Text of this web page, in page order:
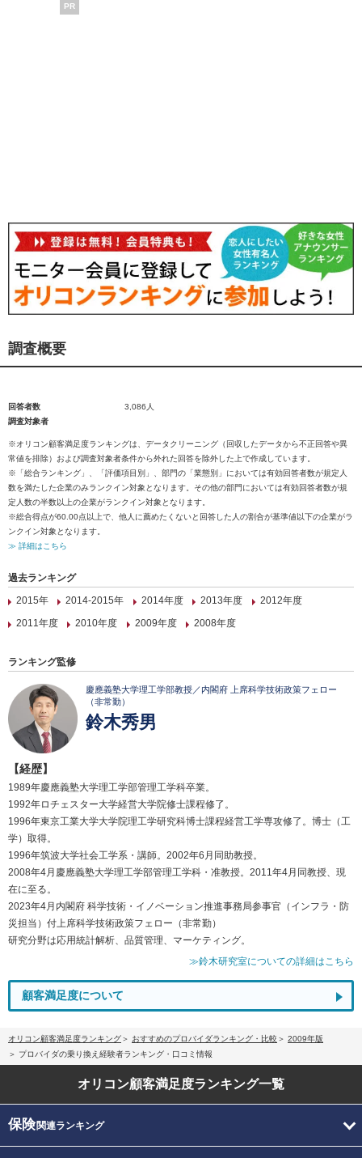
PR
調査概要
回答者数
3,086人
調査対象者
※オリコン顧客満足度ランキングは、データクリーニング（回収したデータから不正回答や異
常値を排除）および調査対象者条件から外れた回答を除外した上で作成しています。
※「総合ランキング」、「評価項目別」、部門の「業態別」においては有効回答者数が規定人
数を満たした企業のみランクイン対象となります。その他の部門においては有効回答者数が規
定人数の半数以上の企業がランクイン対象となります。
※総合得点が60.00点以上で、他人に薦めたくないと回答した人の割合が基準値以下の企業がラ
ンクイン対象となります。
≫ 詳細はこちら
過去ランキング
2015年
2014-2015年 2014年度 2013年度
2012年度
2011年度
2010年度 2009年度 2008年度
ランキング監修
慶應義塾大学理工学部教授／内閣府 上席科学技術政策フェロー
（非常勤）
鈴木秀男
【経歴】
1989年慶應義塾大学理工学部管理工学科卒業。
1992年ロチェスター大学経営大学院修士課程修了。
1996年東京工業大学大学院理工学研究科博士課程経営工学専攻修了。博士（工
学）取得。
1996年筑波大学社会工学系・講師。2002年6月同助教授。
2008年4月慶應義塾大学理工学部管理工学科・准教授。2011年4月同教授、現
在に至る。
2023年4月内閣府 科学技術・イノベーション推進事務局参事官（インフラ・防
災担当）付上席科学技術政策フェロー（非常勤）
研究分野は応用統計解析、品質管理、マーケティング。
≫鈴木研究室についての詳細はこちら
顧客満足度について
オリコン顧客満足度ランキング おすすめのプロバイダランキング・比較
2009年版
プロバイダの乗り換え経験者ランキング・口コミ情報
オリコン顧客満足度ランキング一覧
保険関連ランキング